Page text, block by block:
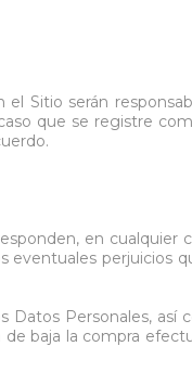
Mesas
Ver todo
Sitio serán
que se registre
en cualquier
eventuales perjuicios
Datos Personales, así
baja la compra